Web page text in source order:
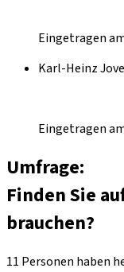
Eingetragen
Karl-Heinz
Eingetragen
Umfrage:
Finden Sie
brauchen?
11 Personen haben